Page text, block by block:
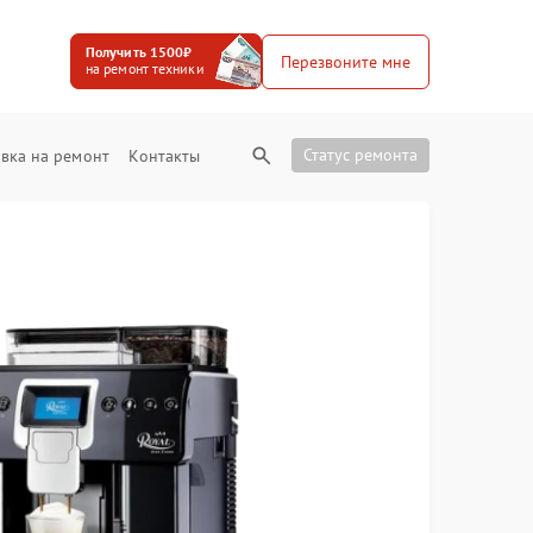
Получить 1500₽
на ремонт техники
Перезвоните мне
на ремонт Контакты Статус ремонта